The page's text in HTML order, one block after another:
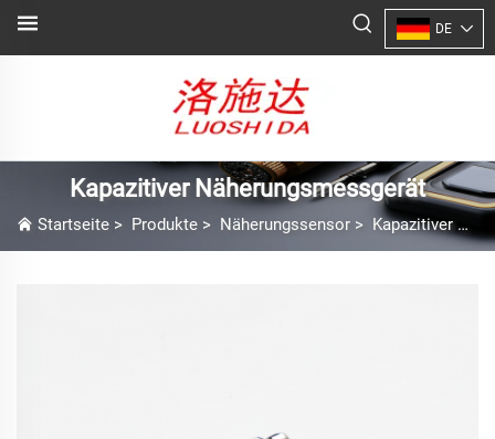
DE
Kapazitiver Näherungsmessgerät
Startseite > Produkte > Näherungssensor > Kapazitiver Näherungsmessgerät